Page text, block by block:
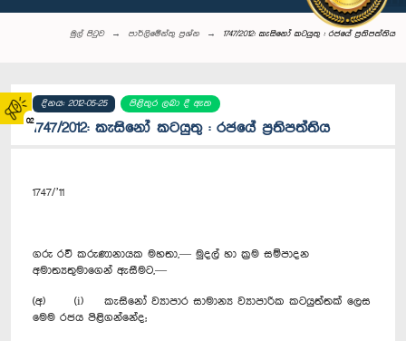
02
මුල් පිටුව පාර්ලි‌මේන්තු‌ ප්‍රශ්න 1747/2012: කැසිනෝ කටයුතු : රජයේ ප්‍රතිපත්තිය
දිනය: 2012-05-25 පිළිතුර ලබා දී ඇත
1747/2012: කැසිනෝ කටයුතු : රජයේ ප්‍රතිපත්තිය
1747/’11
ගරු රවී කරුණානායක මහතා,— මුදල් හා ක්‍රම සම්පාදන
අමාත්‍යතුමාගෙන් ඇසීමට,—
(අ) (i) කැසිනෝ ව්‍යාපාර සාමාන්‍ය ව්‍යාපාරික කටයුත්තක් ලෙස
මෙම රජය පිළිගන්නේද;